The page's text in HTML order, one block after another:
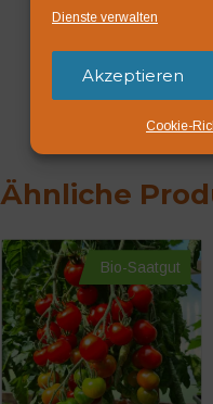
Dienste verwalten
Akzeptieren
Cookie-
Ähnliche
Bio-Saatgut